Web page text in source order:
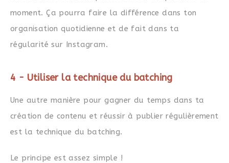
moment. Ça pourra faire la différence dans ton
organisation quotidienne et de fait dans ta
régularité sur Instagram.
4 - Utiliser la technique du batching
Une autre manière pour gagner du temps dans ta
création de contenu et réussir à publier régulièrement
est la technique du batching.
Le principe est assez simple !